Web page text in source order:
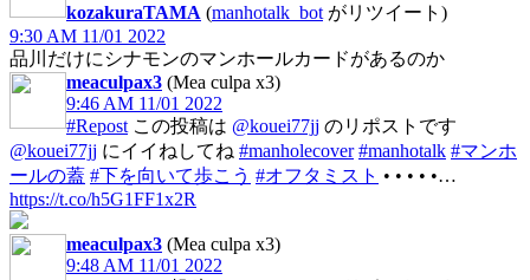
kozakuraTAMA (manhotalk_bot がリツイート)
9:30 AM 11/01 2022
品川だけにシナモンのマンホールカードがあるのか
meaculpax3 (Mea culpa x3)
9:46 AM 11/01 2022
#Repost この投稿は @kouei77jj のリポストです
@kouei77jj にイイねしてね #manholecover #manhotalk #マンホ
ールの蓋 #下を向いて歩こう #オフタミスト • • • • •…
https://t.co/h5G1FF1x2R
meaculpax3 (Mea culpa x3)
9:48 AM 11/01 2022